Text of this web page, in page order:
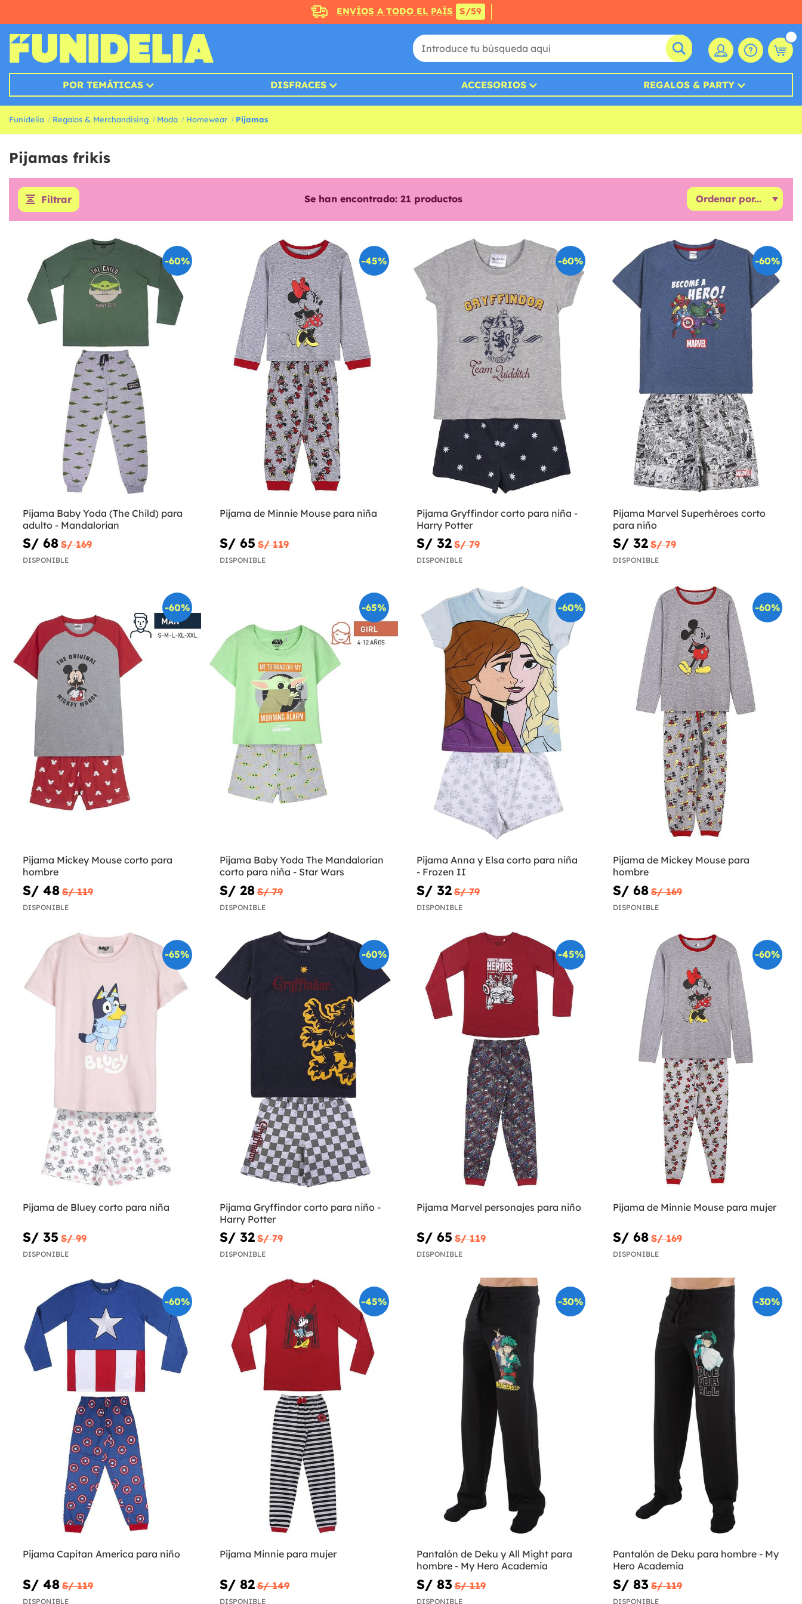
ENVÍOS A TODO EL PAÍS S/59
POR TEMÁTICAS DISFRACES ACCESORIOS REGALOS & PARTY
Funidelia Regalos & Merchandising Moda Homewear Pijamas
Pijamas frikis
Filtrar Se han encontrado: 21 productos
-60%
Pijama Baby Yoda (The Child) para
adulto - Mandalorian
S/ 68 S/ 169
DISPONIBLE
-45%
Pijama de Minnie Mouse para niña
S/ 65 S/ 119
DISPONIBLE
-60%
Pijama Gryffindor corto para niña -
Harry Potter
S/ 32 S/ 79
DISPONIBLE
-60%
Pijama Marvel Superhéroes corto
para niño
S/ 32 S/ 79
DISPONIBLE
-60%
Pijama Mickey Mouse corto para
hombre
S/ 48 S/ 119
DISPONIBLE
-65%
Pijama Baby Yoda The Mandalorian
corto para niña - Star Wars
S/ 28 S/ 79
DISPONIBLE
-60%
Pijama Anna y Elsa corto para niña
- Frozen II
S/ 32 S/ 79
DISPONIBLE
-60%
Pijama de Mickey Mouse para
hombre
S/ 68 S/ 169
DISPONIBLE
-65%
Pijama de Bluey corto para niña
S/ 35 S/ 99
DISPONIBLE
-60%
Pijama Gryffindor corto para niño -
Harry Potter
S/ 32 S/ 79
DISPONIBLE
-45%
Pijama Marvel personajes para niño
S/ 65 S/ 119
DISPONIBLE
-60%
Pijama de Minnie Mouse para mujer
S/ 68 S/ 169
DISPONIBLE
-60%
Pijama Capitan America para niño
S/ 48 S/ 119
DISPONIBLE
-45%
Pijama Minnie para mujer
S/ 82 S/ 149
DISPONIBLE
-30%
Pantalón de Deku y All Might para
hombre - My Hero Academia
S/ 83 S/ 119
DISPONIBLE
-30%
Pantalón de Deku para hombre - My
Hero Academia
S/ 83 S/ 119
DISPONIBLE